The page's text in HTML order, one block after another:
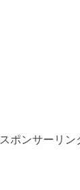
スポンサーリン